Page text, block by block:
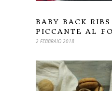
BABY BACK
PICCANTE AL
2 FEBBRAIO 2018